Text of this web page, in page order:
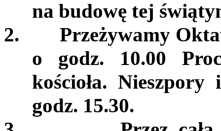
na budowę tej
2.
Przeżywamy
o godz. 10.00
kościoła.
godz. 15.30.